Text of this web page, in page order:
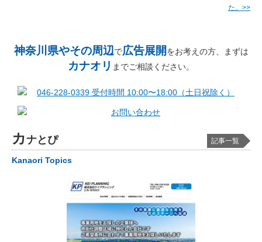
た。>>
神奈川県やその周辺で広告展開 をお考えの方、まずは
カナオリ までご相談ください。
カナとぴ 記事一覧
Kanaori Topics